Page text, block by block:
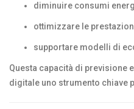
diminuire consumi
ottimizzare le
supportare modelli di
Questa capacità di previsione
digitale uno strumento chiave